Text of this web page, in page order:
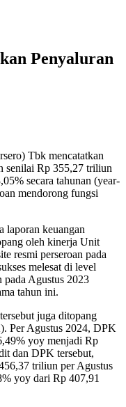
Penyaluran
Tbk mencatatkan
senilai Rp 355,27 triliun
secara tahunan (year-
mendorong fungsi
laporan keuangan
oleh kinerja Unit
resmi perseroan pada
melesat di level
Agustus 2023
tahun ini.
juga ditopang
Per Agustus 2024, DPK
yoy menjadi Rp
dan DPK tersebut,
triliun per Agustus
yoy dari Rp 407,91